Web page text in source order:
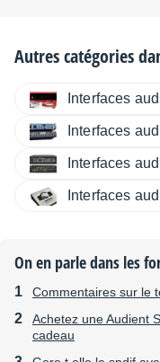
Autres catégories
Interfaces
Interfaces
Interfaces
Interfaces
On en parle dans les
Commentaires sur le
Achetez une Audient
cadeau